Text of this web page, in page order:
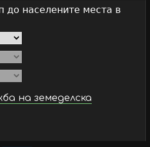
до населените места в
на земеделска